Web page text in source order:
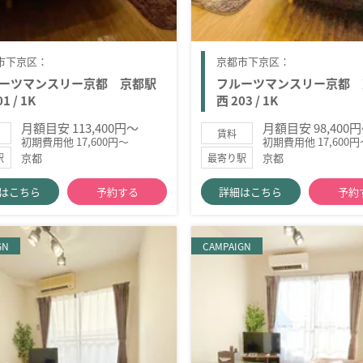
下京区：
ツマンスリー京都 京都駅
/ 1K
月額目安 113,400円～
初期費用他 17,600円～
京都
こちら 予約する
京都市下京区：
フルーツマンスリー京都
西 203 / 1K
賃料 月額目安 98,400
初期費用他 17,600円
最寄り駅 京都
詳細はこちら 予約
CAMPAIGN